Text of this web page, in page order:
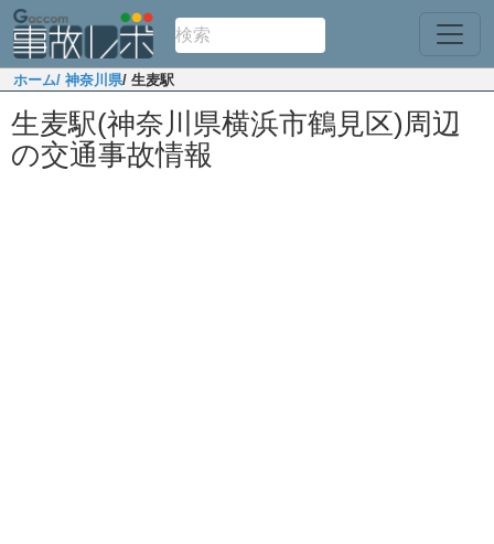
ホーム/ 神奈川県/ 生麦駅
生麦駅(神奈川県横浜市鶴見区)周辺
の交通事故情報